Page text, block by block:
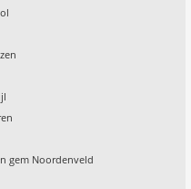
gem Noordenveld